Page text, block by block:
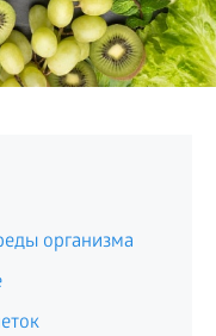
организма